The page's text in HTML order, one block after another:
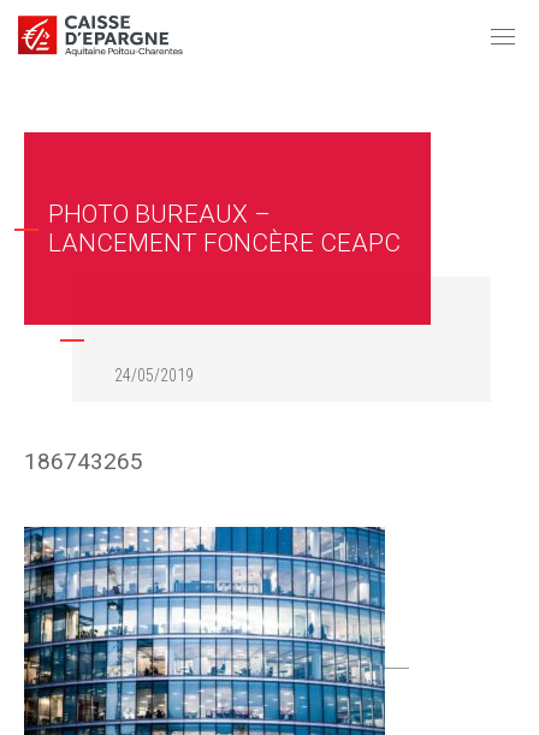
PHOTO BUREAUX –
LANCEMENT FONCÈRE CEAPC
24/05/2019
186743265